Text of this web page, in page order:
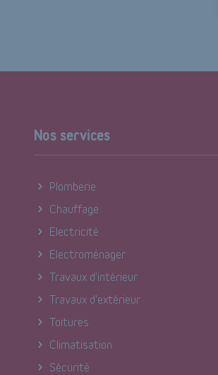
Nos services
Plomberie
Chauffage
Electricité
Electroménager
Travaux d'intérieur
Travaux d'extérieur
Toitures
Climatisation
Sécurité